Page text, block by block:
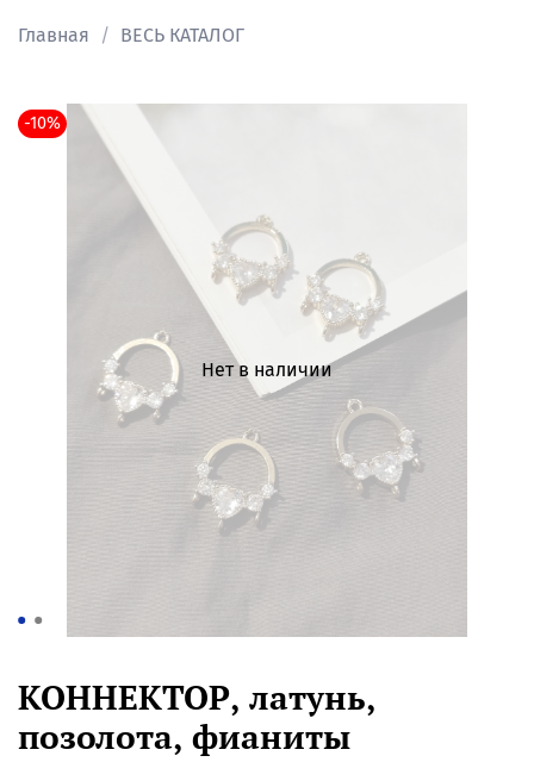
Главная ВЕСЬ КАТАЛОГ
Нет в наличии
-10%
КОННЕКТОР, латунь,
позолота, фианиты